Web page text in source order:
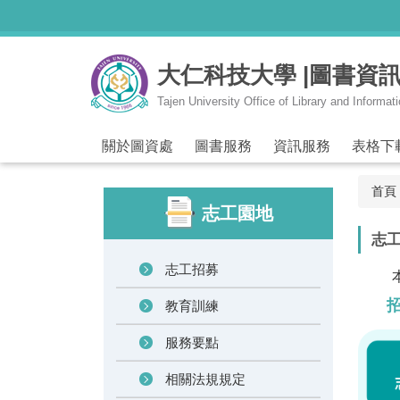
大仁科技大學 |圖書資
Tajen University Office of Library and
關於圖資處 圖書服務 資訊服務 表格下
志工園地
志工招募
教育訓練
服務要點
相關法規規定
首頁
志